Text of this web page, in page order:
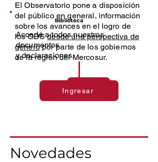
El Observatorio pone a disposición
del público en general, información
sobre los avances en el logro de
los ODSdesde una perspectiva de
géneropor parte de los gobiernos
de la región del Mercosur.
Biblioteca
Accedé a todos nuestros
documentos
y declaraciones.
Ingresar
Novedades